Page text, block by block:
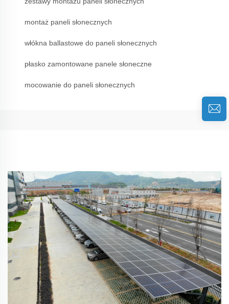
montaż paneli słonecznych
włókna ballastowe do paneli słonecznych
płasko zamontowane panele słoneczne
mocowanie do paneli słonecznych